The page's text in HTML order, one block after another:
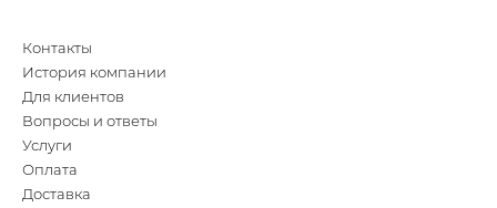
Контакты
История компании
Для клиентов
Вопросы и ответы
Услуги
Оплата
Доставка